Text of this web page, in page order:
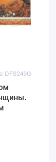
DFS249G